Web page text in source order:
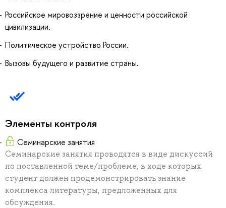
Российское мировоззрение и ценности российской
цивилизации.
Политическое устройство России.
Вызовы будущего и развитие страны.
Элементы контроля
Семинарские занятия
Семинарские занятия проводятся в виде дискуссий
по поставленной теме/проблеме, в ходе которых
студент должен продемонстрировать знание
комплекса литературы, предложенных для
обсуждения.